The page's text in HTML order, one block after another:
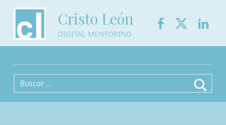
Cristo León
DIGITAL MENTORING
Buscar: